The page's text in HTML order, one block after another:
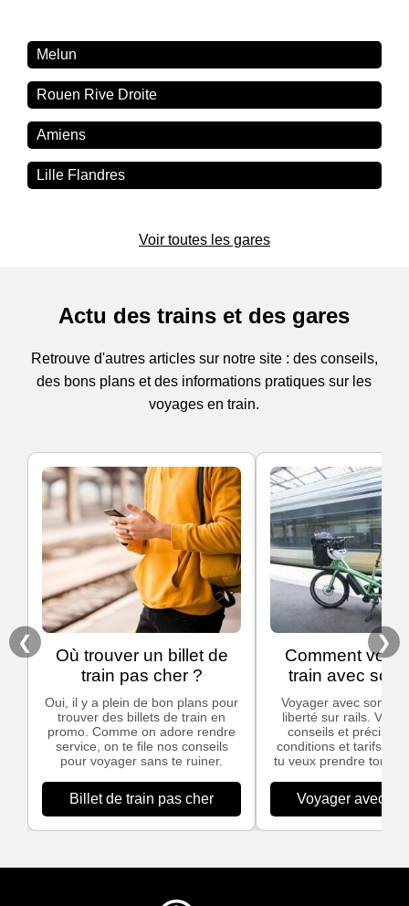
Melun
Rouen Rive Droite
Amiens
Lille Flandres
Voir toutes les gares
Actu des trains et des gares
Retrouve d'autres articles sur notre site : des conseils,
des bons plans et des informations pratiques sur les
voyages en train.
❮
Où trouver un billet de
train pas cher ?
Oui, il y a plein de bon plans pour
trouver des billets de train en
promo. Comme on adore rendre
service, on te file nos conseils
pour voyager sans te ruiner.
Billet de train pas cher
Comment
train avec son
Voyager avec son
liberté sur rails. Voici
conseils et
conditions et tarifs
tu veux prendre ton
Voyager avec
❯